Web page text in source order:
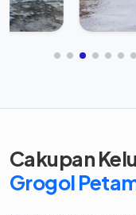
Cakupan
Grogol